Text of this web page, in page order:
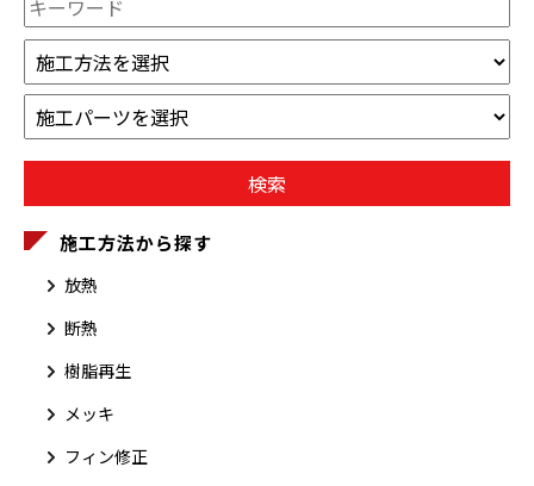
施工方法から探す
放熱
断熱
樹脂再生
メッキ
フィン修正